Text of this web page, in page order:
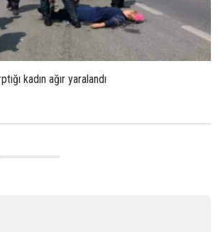
kadın ağır yaralandı